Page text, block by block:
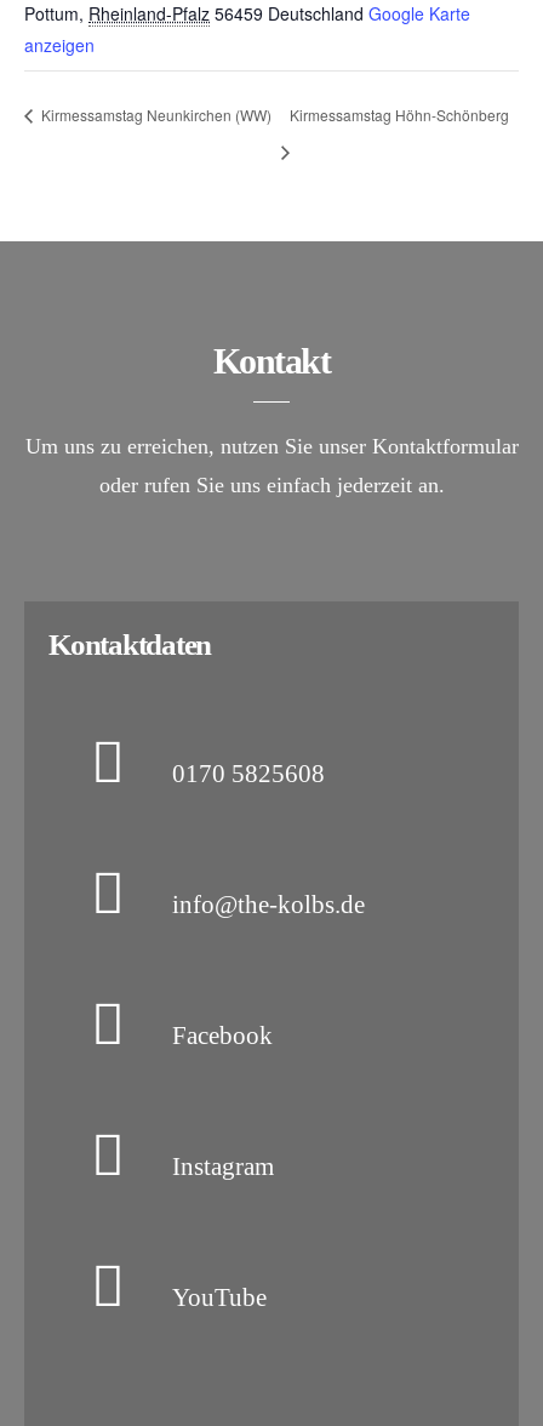
Pottum, Rheinland-Pfalz 56459 Deutschland Google Karte
anzeigen
Kirmessamstag Neunkirchen (WW) Kirmessamstag Höhn-Schönberg
Kontakt
Um uns zu erreichen, nutzen Sie unser Kontaktformular
oder rufen Sie uns einfach jederzeit an.
Kontaktdaten
0170 5825608
info@the-kolbs.de
Facebook
Instagram
YouTube